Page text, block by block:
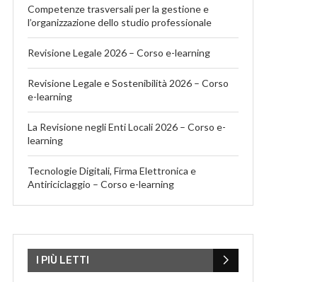
Competenze trasversali per la gestione e
l’organizzazione dello studio professionale
Revisione Legale 2026 – Corso e-learning
Revisione Legale e Sostenibilità 2026 – Corso
e-learning
La Revisione negli Enti Locali 2026 – Corso e-
learning
Tecnologie Digitali, Firma Elettronica e
Antiriciclaggio – Corso e-learning
I PIÙ LETTI